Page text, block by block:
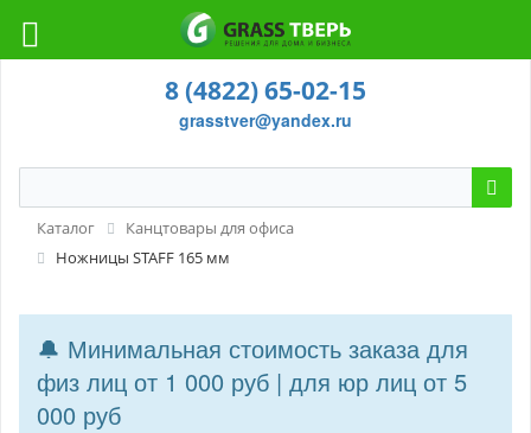
8 (4822) 65-02-15
grasstver@yandex.ru
Каталог
Канцтовары для офиса
Ножницы STAFF 165 мм
🔔 Минимальная стоимость заказа для
физ лиц от 1 000 руб | для юр лиц от 5
000 руб